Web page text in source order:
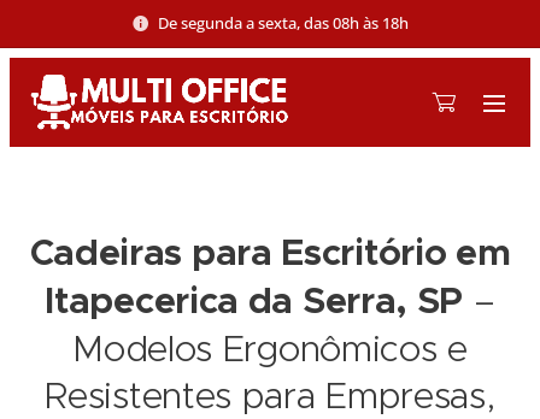
De segunda a sexta, das 08h às 18h
Cadeiras para Escritório em
Itapecerica da Serra, SP –
Modelos Ergonômicos e
Resistentes para Empresas,